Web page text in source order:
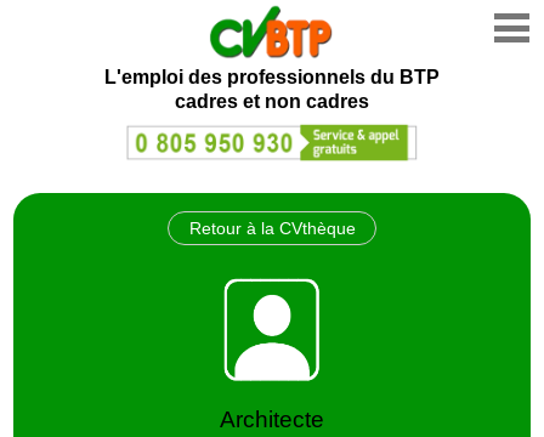
L'emploi des professionnels du BTP
cadres et non cadres
Retour à la CVthèque
Architecte